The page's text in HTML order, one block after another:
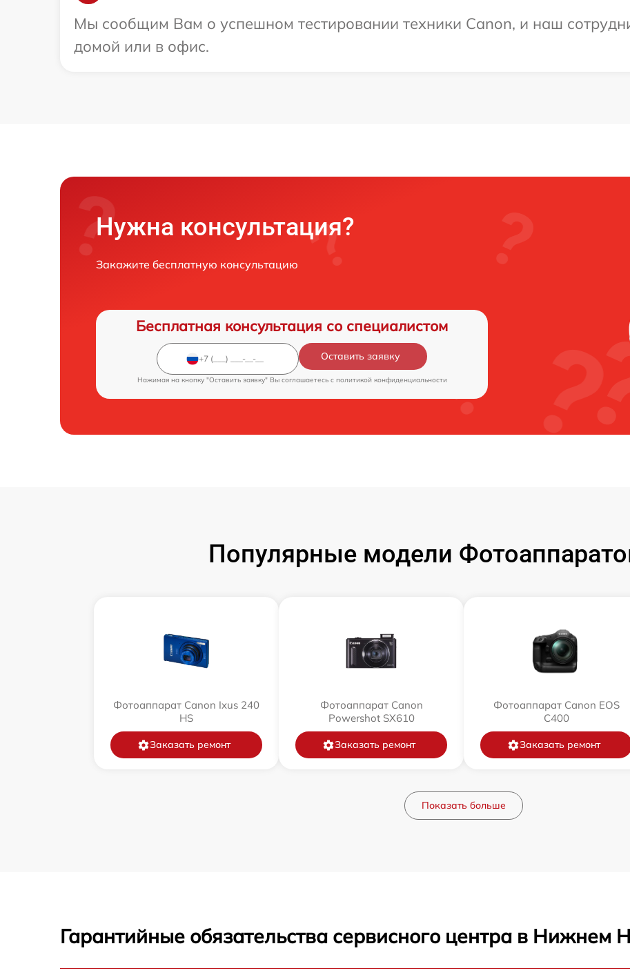
Мы сообщим Вам о успешном тестировании техники Canon, и наш
домой или в офис.
Нужна консультация?
Закажите бесплатную консультацию
Бесплатная консультация со специалистом
Оставить заявку
Нажимая на кнопку "Оставить заявку" Вы соглашаетесь c политикой конфиденциальности
Популярные модели
Фотоаппарат Canon Ixus 240
HS
Заказать ремонт
Фотоаппарат Canon
Powershot SX610
Заказать ремонт
Фотоаппарат Canon EOS
C400
Заказать ремонт
Показать больше
Гарантийные обязательства сервисного центра в Нижнем